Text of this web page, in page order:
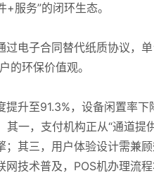
服务”的闭环生态。
电子合同替代纸质协议，
的环保价值观。
升至91.3%，设备闲置率
一，支付机构正从“通道提
其三，用户体验设计需兼顾
技术普及，POS机办理流